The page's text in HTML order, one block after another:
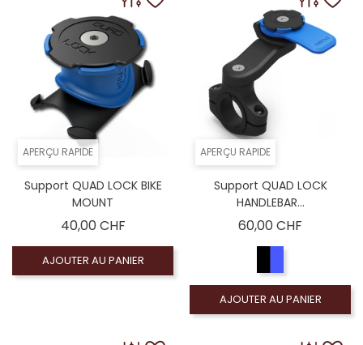
APERÇU RAPIDE
Support QUAD LOCK BIKE
MOUNT
40,00 CHFPrix
AJOUTER AU PANIER
APERÇU RAPIDE
Support QUAD LOCK
HANDLEBAR...
60,00 CHF
AJOUTER AU PANIER